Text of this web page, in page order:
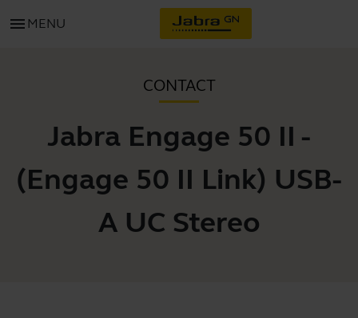
menu MENU
CONTACT
Jabra Engage 50 II -
(Engage 50 II Link) USB-
A UC Stereo